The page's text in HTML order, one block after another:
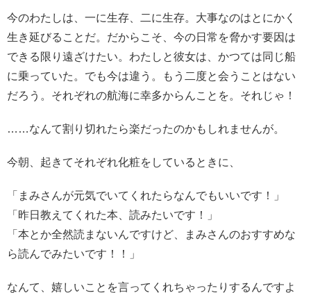
今のわたしは、一に生存、二に生存。大事なのはとにかく
生き延びることだ。だからこそ、今の日常を脅かす要因は
できる限り遠ざけたい。わたしと彼女は、かつては同じ船
に乗っていた。でも今は違う。もう二度と会うことはない
だろう。それぞれの航海に幸多からんことを。それじゃ！
……なんて割り切れたら楽だったのかもしれませんが。
今朝、起きてそれぞれ化粧をしているときに、
「まみさんが元気でいてくれたらなんでもいいです！」
「昨日教えてくれた本、読みたいです！」
「本とか全然読まないんですけど、まみさんのおすすめな
ら読んでみたいです！！」
なんて、嬉しいことを言ってくれちゃったりするんですよ